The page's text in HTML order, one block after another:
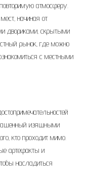
атмосферу.
начиная от
двориками‚ скрытыми
рынок‚ где можно
с местными
изящными
кто проходит мимо.
артефакты и
насладиться